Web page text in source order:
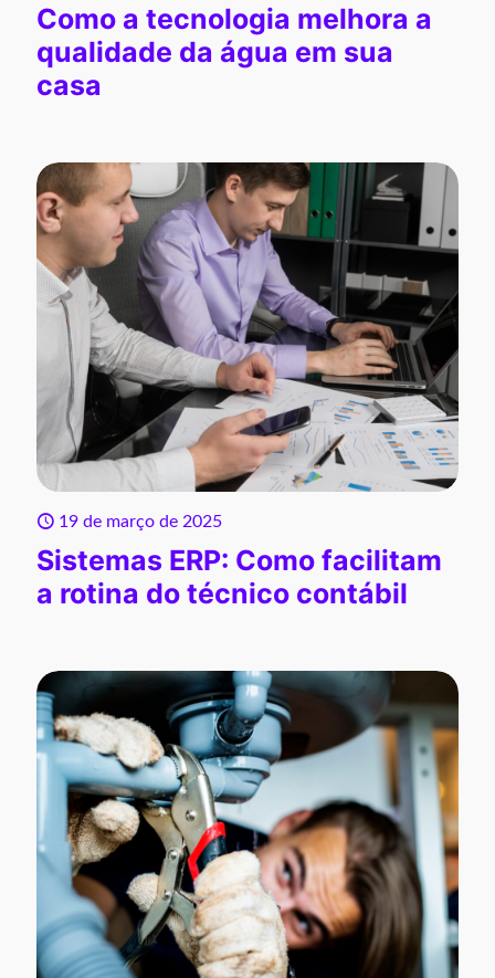
Como a tecnologia melhora a
qualidade da água em sua
casa
19 de março de 2025
Sistemas ERP: Como facilitam
a rotina do técnico contábil